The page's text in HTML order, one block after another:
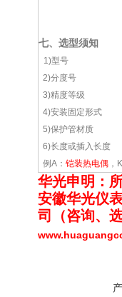
七、选型须知
1)型号
2)分度号
3)精度等级
4)安装固定形式
5)保护管材质
6)长度或插入长度
例A： 铠装热电偶
华光申明：
安徽华光仪
司（咨询、